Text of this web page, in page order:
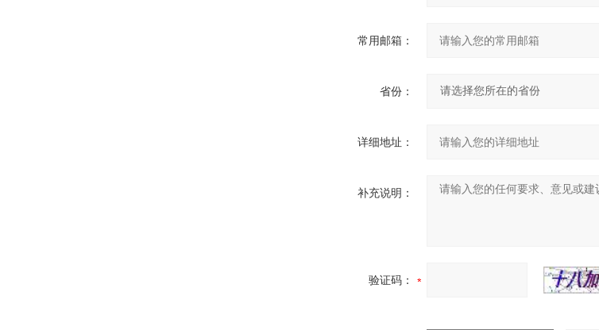
常用邮箱：
省份：
详细地址：
补充说明：
验证码：